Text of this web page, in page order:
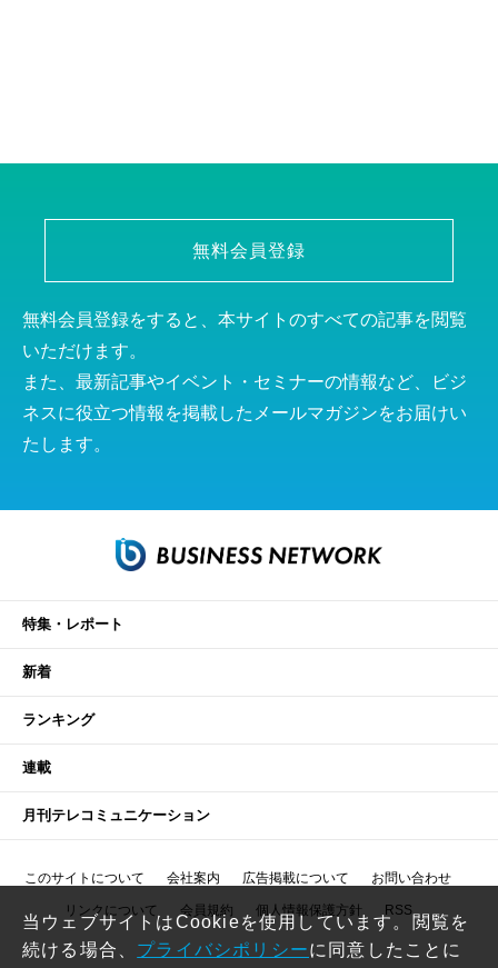
無料会員登録
無料会員登録をすると、本サイトのすべての記事を閲覧
いただけます。
また、最新記事やイベント・セミナーの情報など、ビジ
ネスに役立つ情報を掲載したメールマガジンをお届けい
たします。
特集・レポート
新着
ランキング
連載
月刊テレコミュニケーション
このサイトについて 会社案内 広告掲載について お問い合わせ
リンクについて 会員規約 個人情報保護方針 RSS
当ウェブサイトはCookieを使用しています。閲覧を
続ける場合、 プライバシポリシーに同意したことに